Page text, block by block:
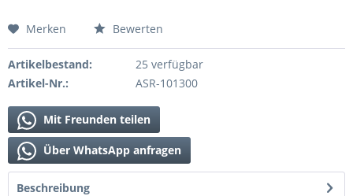
Merken Bewerten
Artikelbestand:
25 verfügbar
Artikel-Nr.:
ASR-101300
Mit Freunden teilen
Über WhatsApp anfragen
Beschreibung